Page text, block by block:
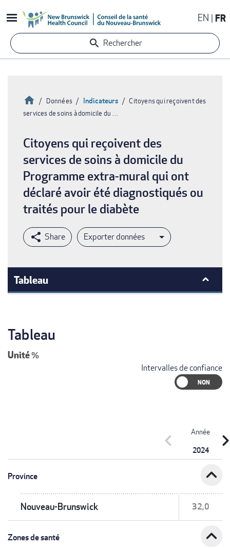
au
contenu
principal
EN FR
Rechercher
d'Ariane
Accueil
Données Indicateurs
Citoyens qui reçoivent des
services de soins à domicile du …
Citoyens qui reçoivent des
services de soins à domicile du
Programme extra-mural qui ont
déclaré avoir été diagnostiqués ou
traités pour le diabète
Exporter données
Tableau
Tableau
Unité%
Intervalles de confiance
Année
2024
chevron_left
Province expand_less
Nouveau-Brunswick 32,0
Zones de santé expand_less